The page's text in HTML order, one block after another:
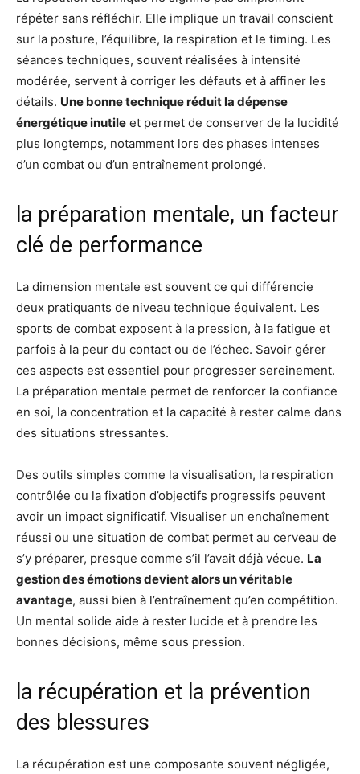
répéter sans réfléchir. Elle implique un travail conscient
sur la posture, l’équilibre, la respiration et le timing. Les
séances techniques, souvent réalisées à intensité
modérée, servent à corriger les défauts et à affiner les
détails. Une bonne technique réduit la dépense
énergétique inutile et permet de conserver de la lucidité
plus longtemps, notamment lors des phases intenses
d’un combat ou d’un entraînement prolongé.
la préparation mentale, un facteur
clé de performance
La dimension mentale est souvent ce qui différencie
deux pratiquants de niveau technique équivalent. Les
sports de combat exposent à la pression, à la fatigue et
parfois à la peur du contact ou de l’échec. Savoir gérer
ces aspects est essentiel pour progresser sereinement.
La préparation mentale permet de renforcer la confiance
en soi, la concentration et la capacité à rester calme dans
des situations stressantes.
Des outils simples comme la visualisation, la respiration
contrôlée ou la fixation d’objectifs progressifs peuvent
avoir un impact significatif. Visualiser un enchaînement
réussi ou une situation de combat permet au cerveau de
s’y préparer, presque comme s’il l’avait déjà vécue. La
gestion des émotions devient alors un véritable
avantage, aussi bien à l’entraînement qu’en compétition.
Un mental solide aide à rester lucide et à prendre les
bonnes décisions, même sous pression.
la récupération et la prévention
des blessures
La récupération est une composante souvent négligée,